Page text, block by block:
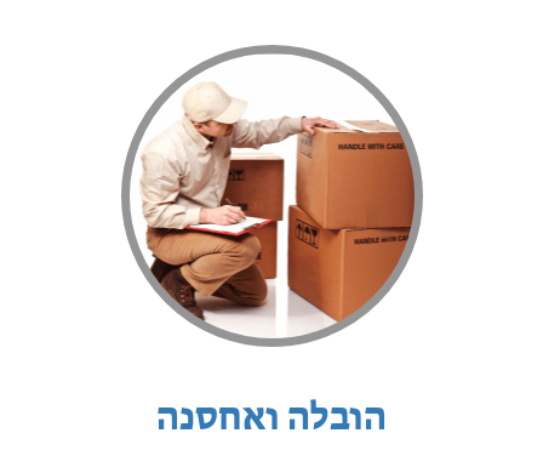
הובלה ואחסנה